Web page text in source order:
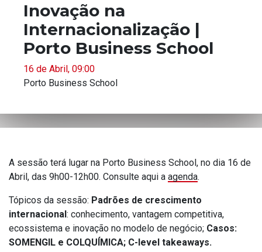
Inovação na
Internacionalização |
Porto Business School
16 de Abril, 09:00
Porto Business School
A sessão terá lugar na Porto Business School, no dia 16 de
Abril, das 9h00-12h00. Consulte aqui a agenda.
Tópicos da sessão: Padrões de crescimento
internacional: conhecimento, vantagem competitiva,
ecossistema e inovação no modelo de negócio; Casos:
SOMENGIL e COLQUÍMICA; C-level takeaways.